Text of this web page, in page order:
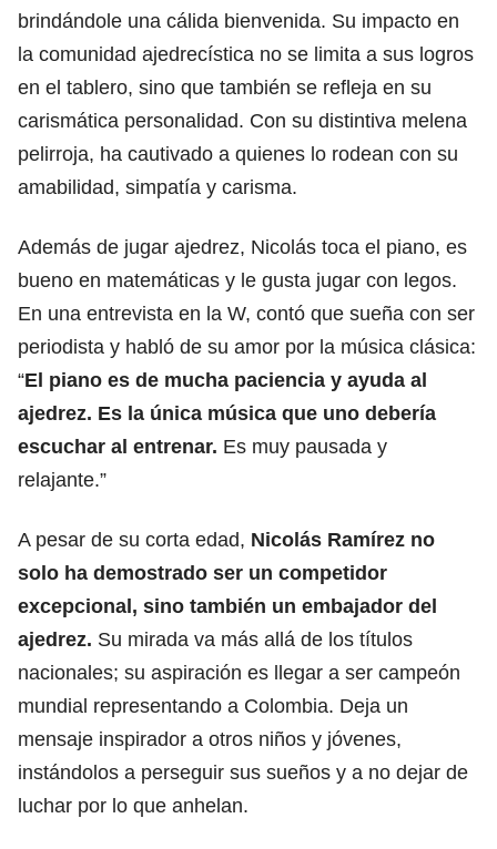
brindándole una cálida bienvenida. Su impacto en
la comunidad ajedrecística no se limita a sus logros
en el tablero, sino que también se refleja en su
carismática personalidad. Con su distintiva melena
pelirroja, ha cautivado a quienes lo rodean con su
amabilidad, simpatía y carisma.
Además de jugar ajedrez, Nicolás toca el piano, es
bueno en matemáticas y le gusta jugar con legos.
En una entrevista en la W, contó que sueña con ser
periodista y habló de su amor por la música clásica:
“El piano es de mucha paciencia y ayuda al
ajedrez. Es la única música que uno debería
escuchar al entrenar. Es muy pausada y
relajante.”
A pesar de su corta edad, Nicolás Ramírez no
solo ha demostrado ser un competidor
excepcional, sino también un embajador del
ajedrez. Su mirada va más allá de los títulos
nacionales; su aspiración es llegar a ser campeón
mundial representando a Colombia. Deja un
mensaje inspirador a otros niños y jóvenes,
instándolos a perseguir sus sueños y a no dejar de
luchar por lo que anhelan.